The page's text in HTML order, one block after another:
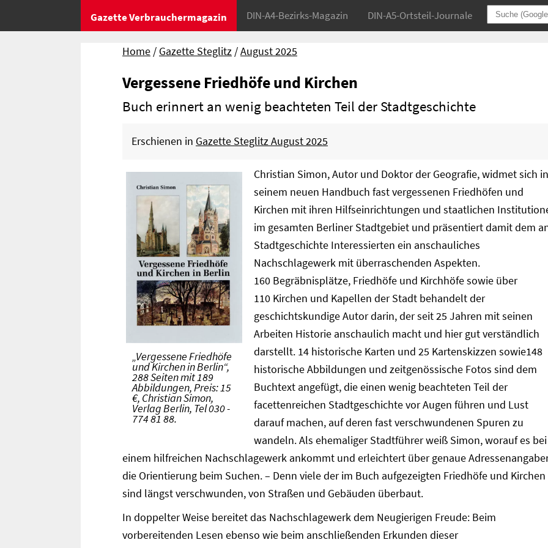
Gazette Verbrauchermagazin DIN-A4-Bezirks-Magazin DIN-A5-Ortsteil-Journale
Home Gazette Steglitz August 2025
Vergessene Friedhöfe und Kirchen
Buch erinnert an wenig beachteten Teil der Stadtgeschichte
Erschienen in Gazette Steglitz August 2025
„Vergessene Friedhöfe
und Kirchen in Berlin“,
288 Seiten mit 189
Abbildungen, Preis: 15
€, Christian Simon,
Verlag Berlin, Tel 030 -
774 81 88.
Christian Simon, Autor und Doktor der Geografie, widmet sich in
seinem neuen Handbuch fast vergessenen Friedhöfen und
Kirchen mit ihren Hilfseinrichtungen und staatlichen
im gesamten Berliner Stadtgebiet und präsentiert damit dem
Stadtgeschichte Interessierten ein anschauliches
Nachschlagewerk mit überraschenden Aspekten.
160 Begräbnisplätze, Friedhöfe und Kirchhöfe sowie über
110 Kirchen und Kapellen der Stadt behandelt der
geschichtskundige Autor darin, der seit 25 Jahren mit seinen
Arbeiten Historie anschaulich macht und hier gut verständlich
darstellt. 14 historische Karten und 25 Kartenskizzen sowie148
historische Abbildungen und zeitgenössische Fotos sind dem
Buchtext angefügt, die einen wenig beachteten Teil der
facettenreichen Stadtgeschichte vor Augen führen und Lust
darauf machen, auf deren fast verschwundenen Spuren zu
wandeln. Als ehemaliger Stadtführer weiß Simon, worauf es bei
einem hilfreichen Nachschlagewerk ankommt und erleichtert über genaue
die Orientierung beim Suchen. – Denn viele der im Buch aufgezeigten Friedhöfe und Kirchen
sind längst verschwunden, von Straßen und Gebäuden überbaut.
In doppelter Weise bereitet das Nachschlagewerk dem Neugierigen Freude: Beim
vorbereitenden Lesen ebenso wie beim anschließenden Erkunden dieser